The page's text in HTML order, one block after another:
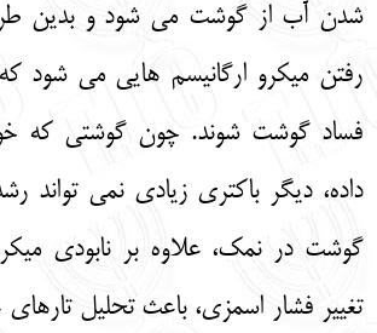
شدن آب از گوشت می‌ شود و بدین
رفتن میکرو ارگانیسم‌ هایی می‌ شود
فساد گوشت شوند. چون گوشتی که
داده، دیگر باکتری زیادی نمی‌ تواند
گوشت در نمک، علاوه بر نابودی
تغییر فشار اسمزی، باعث تحلیل